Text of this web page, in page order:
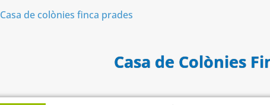
Casa de colònies finca prades
Casa de Colònies